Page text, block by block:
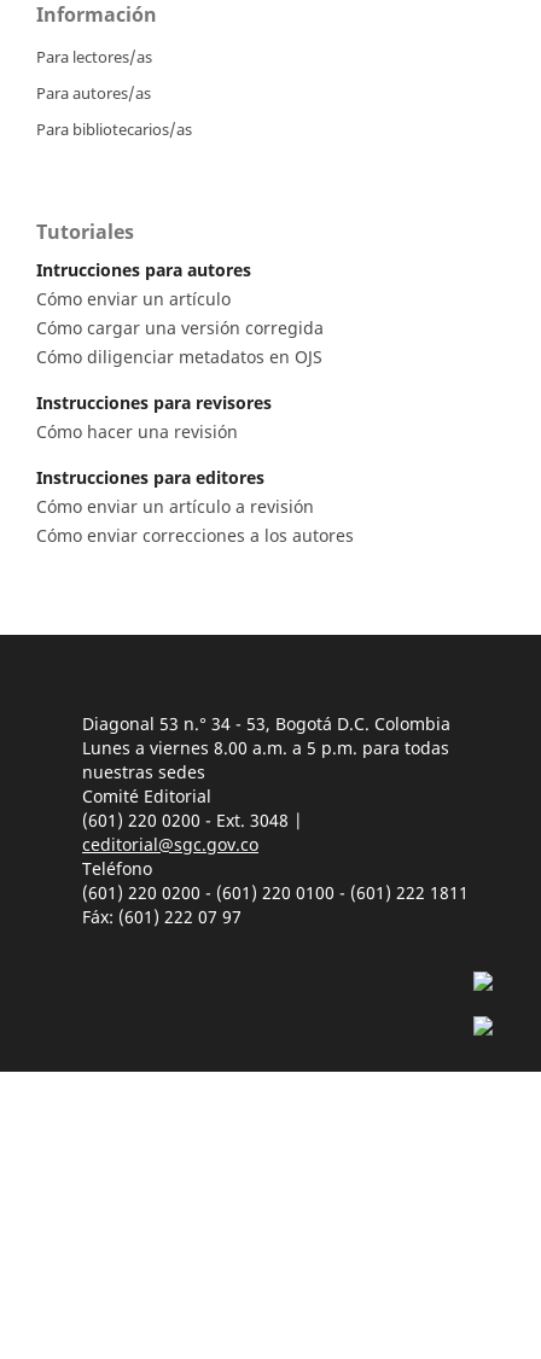
Información
Para lectores/as
Para autores/as
Para bibliotecarios/as
Tutoriales
Intrucciones para autores
Cómo enviar un artículo
Cómo cargar una versión corregida
Cómo diligenciar metadatos en OJS
Instrucciones para revisores
Cómo hacer una revisión
Instrucciones para editores
Cómo enviar un artículo a revisión
Cómo enviar correcciones a los autores
Diagonal 53 n.° 34 - 53, Bogotá D.C. Colombia
Lunes a viernes 8.00 a.m. a 5 p.m. para todas
nuestras sedes
Comité Editorial
(601) 220 0200 - Ext. 3048 |
ceditorial@sgc.gov.co
Teléfono
(601) 220 0200 - (601) 220 0100 - (601) 222 1811
Fáx: (601) 222 07 97